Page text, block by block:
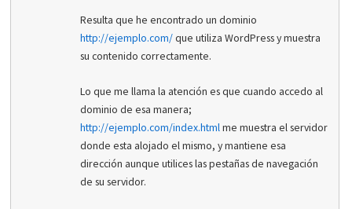
Resulta que he encontrado un dominio
http://ejemplo.com/que utiliza WordPress y muestra
su contenido correctamente.
Lo que me llama la atención es que cuando accedo al
dominio de esa manera;
http://ejemplo.com/index.htmlme muestra el servidor
donde esta alojado el mismo, y mantiene esa
dirección aunque utilices las pestañas de navegación
de su servidor.